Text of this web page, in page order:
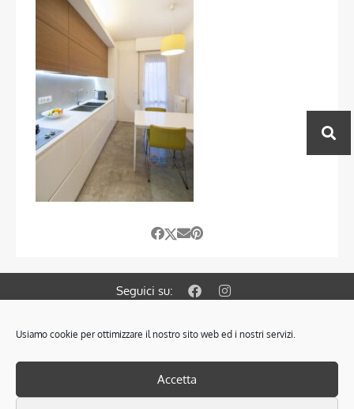
Usiamo cookie per ottimizzare il nostro sito web ed i nostri servizi.
Accetta
Seguici su:
© 2021 OBIETTIVO CASA S.A.S. di Colombin Fabrizio & C.
SCARICA L’INFORMATIVA SULLA PRIVACY